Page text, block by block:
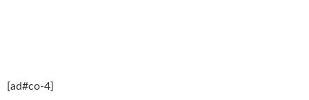
[ad#co-4]